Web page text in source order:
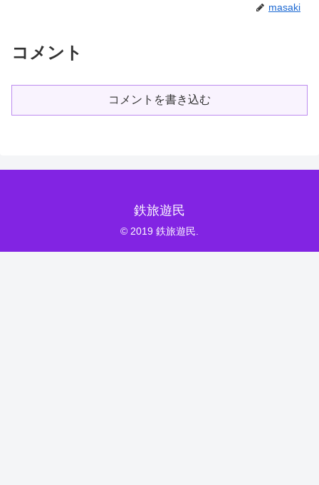
masaki
コメント
コメントを書き込む
鉄旅遊民
© 2019 鉄旅遊民.